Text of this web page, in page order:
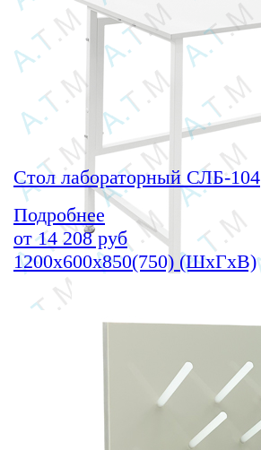
Стол лабораторный СЛБ-104
Подробнее
от14 208руб
1200х600х850(750) (ШхГхВ)